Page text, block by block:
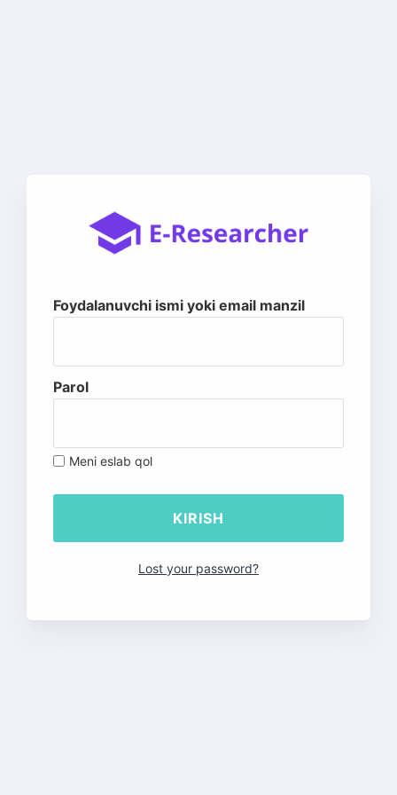
Foydalanuvchi ismi yoki email manzil
Parol
Meni eslab qol
Lost your password?